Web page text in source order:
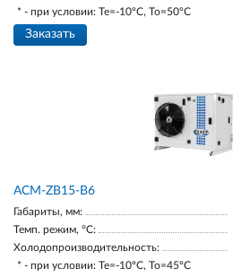
* - при условии: Te=-10ºC, To=50ºC
Заказать
ACM-ZB15-В6
Габариты, мм:
Темп. режим, °С:
Холодопроизводительность:
* - при условии: Te=-10ºC, To=45ºC